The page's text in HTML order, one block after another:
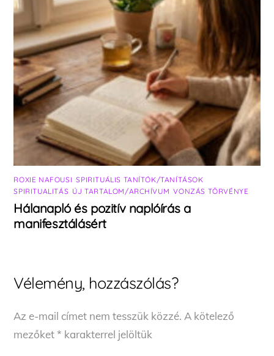
ROXIE NAFOUSI ,SPIRITUÁLIS TANÍTÓK/TANÍTÁSOK
SPIRITUALITÁS ÚJ TARTALOM/ARCHÍVUM ,VONZÁS TÖRVÉNYE
Hálanapló és pozitív naplóírás a
manifesztálásért
Vélemény, hozzászólás?
Az e-mail címet nem tesszük közzé. A kötelező
mezőket* karakterrel jelöltük